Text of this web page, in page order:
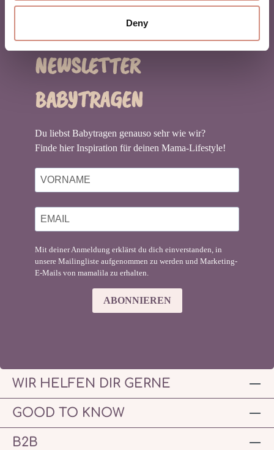
Deny
NEWSLETTER
BABYTRAGEN
Du liebst Babytragen genauso sehr wie wir?
Finde hier Inspiration für deinen Mama-Lifestyle!
Mit deiner Anmeldung erklärst du dich einverstanden, in
unsere Mailingliste aufgenommen zu werden und Marketing-
E-Mails von mamalila zu erhalten.
ABONNIEREN
WIR HELFEN DIR GERNE
GOOD TO KNOW
B2B